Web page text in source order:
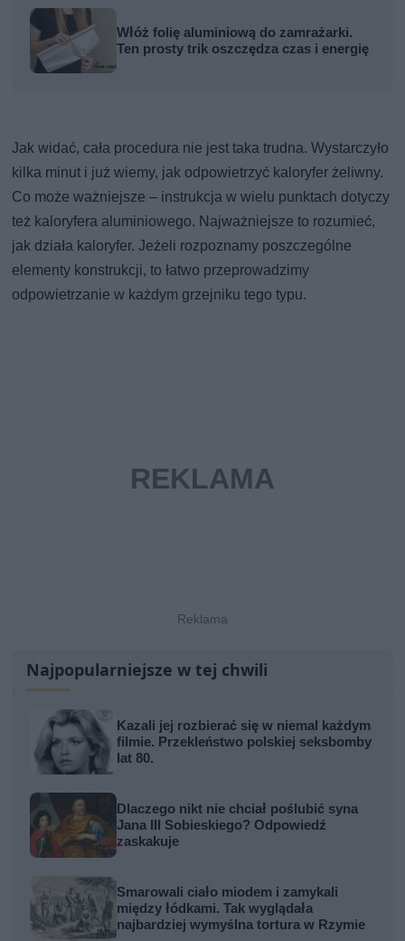
Włóż folię aluminiową do zamrażarki.
Ten prosty trik oszczędza czas i energię
Jak widać, cała procedura nie jest taka trudna. Wystarczyło
kilka minut i już wiemy, jak odpowietrzyć kaloryfer żeliwny.
Co może ważniejsze – instrukcja w wielu punktach dotyczy
też kaloryfera aluminiowego. Najważniejsze to rozumieć,
jak działa kaloryfer. Jeżeli rozpoznamy poszczególne
elementy konstrukcji, to łatwo przeprowadzimy
odpowietrzanie w każdym grzejniku tego typu.
Najpopularniejsze w tej chwili
Kazali jej rozbierać się w niemal każdym
filmie. Przekleństwo polskiej seksbomby
lat 80.
Dlaczego nikt nie chciał poślubić syna
Jana III Sobieskiego? Odpowiedź
zaskakuje
Smarowali ciało miodem i zamykali
między łódkami. Tak wyglądała
najbardziej wymyślna tortura w Rzymie